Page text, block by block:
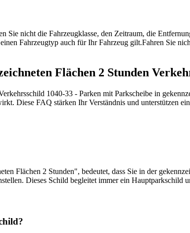
Sie nicht die Fahrzeugklasse, den Zeitraum, die
Fahrzeugtyp auch für Ihr Fahrzeug gilt.Fahren Sie
Flächen 2 Stunden
1040-33 - Parken mit Parkscheibe in
Diese FAQ stärken Ihr Verständnis und unterstützen
Flächen 2 Stunden", bedeutet, dass Sie in der
Dieses Schild begleitet immer ein Hauptparkschild